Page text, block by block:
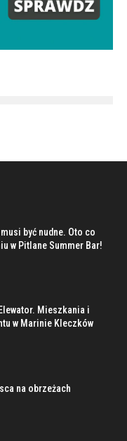
być nudne. Oto co
w Pitlane Summer Bar!
Mieszkania i
w Marinie Kleczków
na obrzeżach